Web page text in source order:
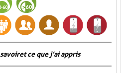
et ce que j’ai appris